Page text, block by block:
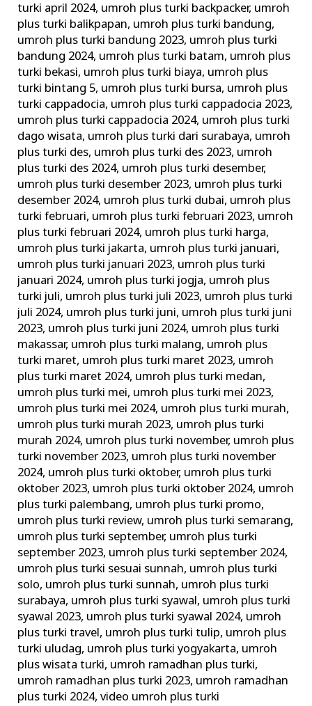
turki april 2024, umroh plus turki backpacker, umroh
plus turki balikpapan, umroh plus turki bandung,
umroh plus turki bandung 2023, umroh plus turki
bandung 2024, umroh plus turki batam, umroh plus
turki bekasi, umroh plus turki biaya, umroh plus
turki bintang 5, umroh plus turki bursa, umroh plus
turki cappadocia, umroh plus turki cappadocia 2023,
umroh plus turki cappadocia 2024, umroh plus turki
dago wisata, umroh plus turki dari surabaya, umroh
plus turki des, umroh plus turki des 2023, umroh
plus turki des 2024, umroh plus turki desember,
umroh plus turki desember 2023, umroh plus turki
desember 2024, umroh plus turki dubai, umroh plus
turki februari, umroh plus turki februari 2023, umroh
plus turki februari 2024, umroh plus turki harga,
umroh plus turki jakarta, umroh plus turki januari,
umroh plus turki januari 2023, umroh plus turki
januari 2024, umroh plus turki jogja, umroh plus
turki juli, umroh plus turki juli 2023, umroh plus turki
juli 2024, umroh plus turki juni, umroh plus turki juni
2023, umroh plus turki juni 2024, umroh plus turki
makassar, umroh plus turki malang, umroh plus
turki maret, umroh plus turki maret 2023, umroh
plus turki maret 2024, umroh plus turki medan,
umroh plus turki mei, umroh plus turki mei 2023,
umroh plus turki mei 2024, umroh plus turki murah,
umroh plus turki murah 2023, umroh plus turki
murah 2024, umroh plus turki november, umroh plus
turki november 2023, umroh plus turki november
2024, umroh plus turki oktober, umroh plus turki
oktober 2023, umroh plus turki oktober 2024, umroh
plus turki palembang, umroh plus turki promo,
umroh plus turki review, umroh plus turki semarang,
umroh plus turki september, umroh plus turki
september 2023, umroh plus turki september 2024,
umroh plus turki sesuai sunnah, umroh plus turki
solo, umroh plus turki sunnah, umroh plus turki
surabaya, umroh plus turki syawal, umroh plus turki
syawal 2023, umroh plus turki syawal 2024, umroh
plus turki travel, umroh plus turki tulip, umroh plus
turki uludag, umroh plus turki yogyakarta, umroh
plus wisata turki, umroh ramadhan plus turki,
umroh ramadhan plus turki 2023, umroh ramadhan
plus turki 2024,video umroh plus turki